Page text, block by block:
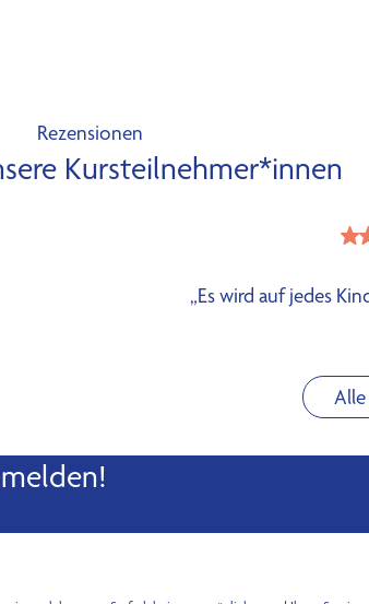
Rezensionen
Kursteilnehmer*innen
„Es wird auf jedes
Alle